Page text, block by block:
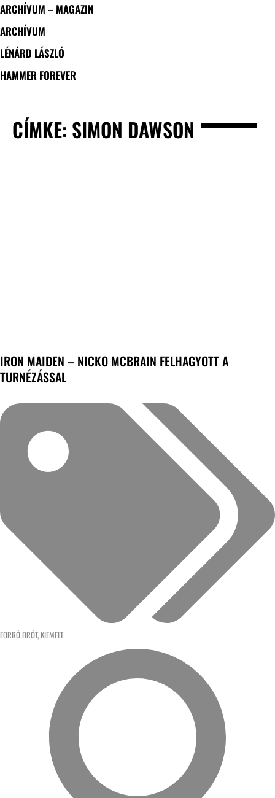
ARCHÍVUM – MAGAZIN
ARCHÍVUM
LÉNÁRD LÁSZLÓ
HAMMER FOREVER
CÍMKE: SIMON DAWSON
IRON MAIDEN – NICKO MCBRAIN FELHAGYOTT A
TURNÉZÁSSAL
FORRÓ DRÓT, KIEMELT